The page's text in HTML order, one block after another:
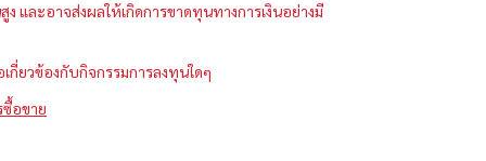
ง และอาจส่งผลให้เกิดการขาดทุนทางการเงินอย่างมี
กี่ยวข้องกับกิจกรรมการลงทุนใดๆ
ซื้อขาย